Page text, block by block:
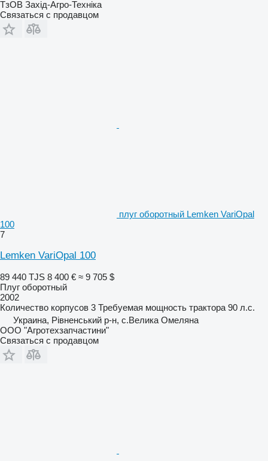
ТзОВ Захід-Агро-Техніка
Связаться с продавцом
плуг оборотный Lemken VariOpal
100
7
Lemken VariOpal 100
89 440 TJS 8 400 € ≈ 9 705 $
Плуг оборотный
2002
Количество корпусов 3 Требуемая мощность трактора 90 л.с.
Украина, Рівненський р-н, с.Велика Омеляна
ООО "Агротехзапчастини"
Связаться с продавцом